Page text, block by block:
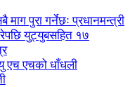
माग पुरा गर्नेछः प्रधानमन्त्री
युट्युबसहित १७
एच एचको धाँधली